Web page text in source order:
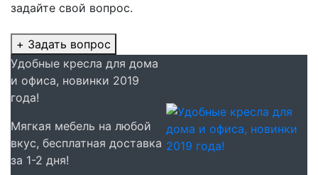
задайте свой вопрос.
+ Задать вопрос
Удобные кресла для дома
и офиса, новинки 2019
года!
Мягкая мебель на любой
вкус, бесплатная доставка
за 1-2 дня!